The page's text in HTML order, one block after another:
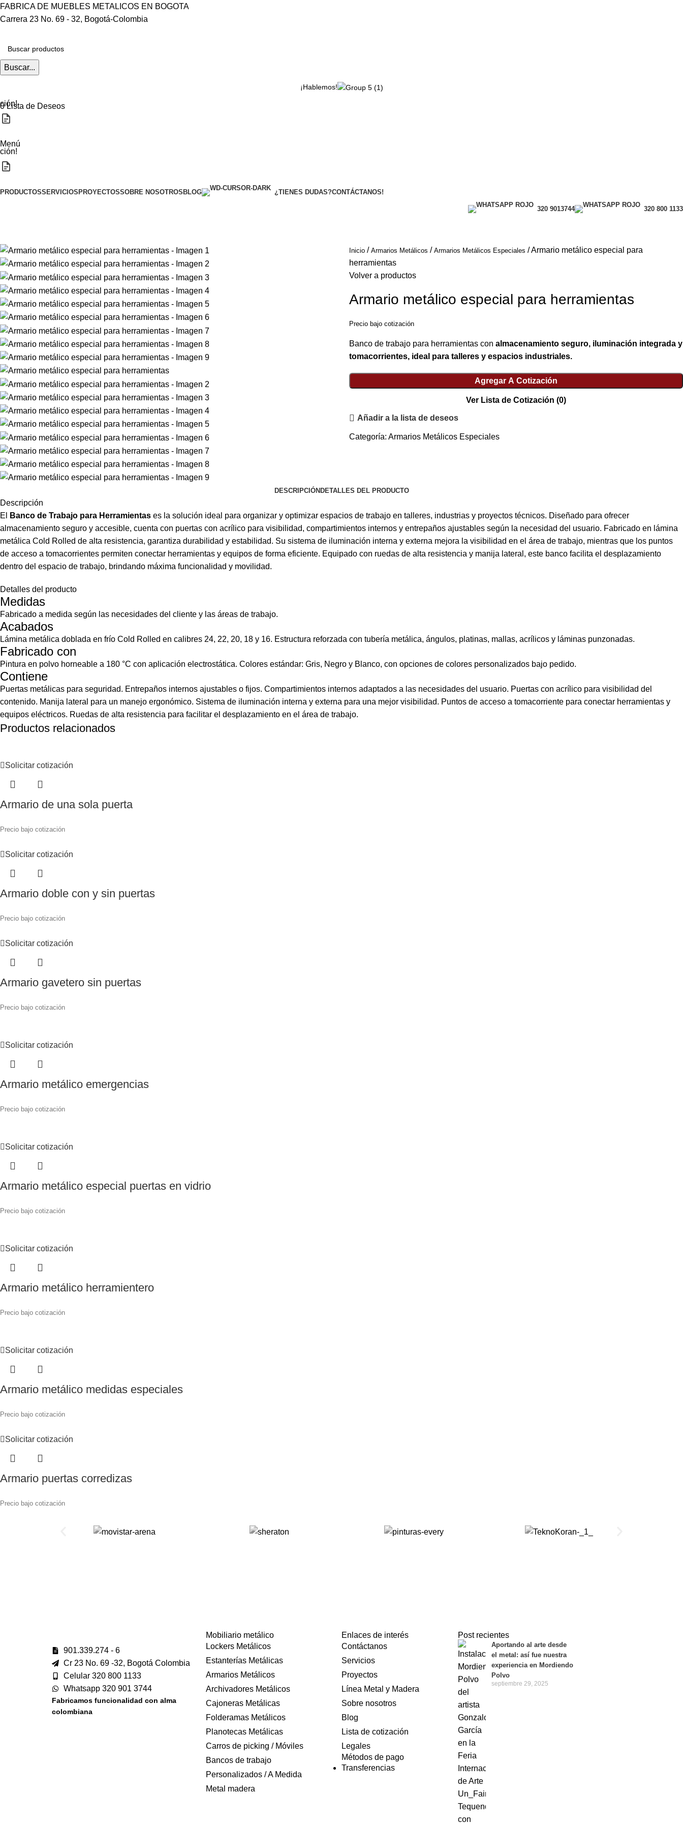
FABRICA DE MUEBLES METALICOS EN BOGOTA
Carrera 23 No. 69 - 32, Bogotá-Colombia
Buscar...
¡Hablemos!
0Lista de Deseos
Menú
PRODUCTOSSERVICIOSPROYECTOSSOBRE NOSOTROSBLOG ¿TIENES DUDAS?CONTÁCTANOS!
320 9013744 320 800 1133
Inicio Armarios Metálicos Armarios Metálicos Especiales
Armario metálico especial para
herramientas
Volver a productos
Armario metálico especial para herramientas
Precio bajo cotización
Banco de trabajo para herramientas con almacenamiento seguro, iluminación integrada y
tomacorrientes, ideal para talleres y espacios industriales.
Agregar A Cotización
Ver Lista de Cotización (0)
Añadir a la lista de deseos
Categoría: Armarios Metálicos Especiales
DESCRIPCIÓN DETALLES DEL PRODUCTO
Descripción
El
Banco de Trabajo para Herramientas es la solución ideal para organizar y optimizar espacios de trabajo en talleres, industrias y proyectos técnicos. Diseñado para ofrecer
almacenamiento seguro y accesible, cuenta con puertas con acrílico para visibilidad, compartimientos internos y entrepaños ajustables según la necesidad del usuario. Fabricado en lámina
metálica Cold Rolled de alta resistencia, garantiza durabilidad y estabilidad. Su sistema de iluminación interna y externa mejora la visibilidad en el área de trabajo, mientras que los puntos
de acceso a tomacorrientes permiten conectar herramientas y equipos de forma eficiente. Equipado con ruedas de alta resistencia y manija lateral, este banco facilita el desplazamiento
dentro del espacio de trabajo, brindando máxima funcionalidad y movilidad.
Detalles del producto
Medidas
Fabricado a medida según las necesidades del cliente y las áreas de trabajo.
Acabados
Lámina metálica doblada en frío Cold Rolled en calibres 24, 22, 20, 18 y 16. Estructura reforzada con tubería metálica, ángulos, platinas, mallas, acrílicos y láminas punzonadas.
Fabricado con
Pintura en polvo horneable a 180 °C con aplicación electrostática. Colores estándar: Gris, Negro y Blanco, con opciones de colores personalizados bajo pedido.
Contiene
Puertas metálicas para seguridad. Entrepaños internos ajustables o fijos. Compartimientos internos adaptados a las necesidades del usuario. Puertas con acrílico para visibilidad del
contenido. Manija lateral para un manejo ergonómico. Sistema de iluminación interna y externa para una mejor visibilidad. Puntos de acceso a tomacorriente para conectar herramientas y
equipos eléctricos. Ruedas de alta resistencia para facilitar el desplazamiento en el área de trabajo.
Productos relacionados
Solicitar cotización
Armario de una sola puerta
Precio bajo cotización
Solicitar cotización
Armario doble con y sin puertas
Precio bajo cotización
Solicitar cotización
Armario gavetero sin puertas
Precio bajo cotización
Solicitar cotización
Armario metálico emergencias
Precio bajo cotización
Solicitar cotización
Armario metálico especial puertas en vidrio
Precio bajo cotización
Solicitar cotización
Armario metálico herramientero
Precio bajo cotización
Solicitar cotización
Armario metálico medidas especiales
Precio bajo cotización
Solicitar cotización
Armario puertas corredizas
Precio bajo cotización
901.339.274 - 6
Cr 23 No. 69 -32, Bogotá Colombia
Celular 320 800 1133
Whatsapp 320 901 3744
Fabricamos funcionalidad con alma
colombiana
Mobiliario metálico
Lockers Metálicos
Estanterías Metálicas
Armarios Metálicos
Archivadores Metálicos
Cajoneras Metálicas
Folderamas Metálicos
Planotecas Metálicas
Carros de picking / Móviles
Bancos de trabajo
Personalizados / A Medida
Metal madera
Enlaces de interés
Contáctanos
Servicios
Proyectos
Línea Metal y Madera
Sobre nosotros
Blog
Lista de cotización
Legales
Métodos de pago
Transferencias
Post recientes
Aportando al arte desde
el metal: así fue nuestra
experiencia en Mordiendo
Polvo
septiembre 29, 2025